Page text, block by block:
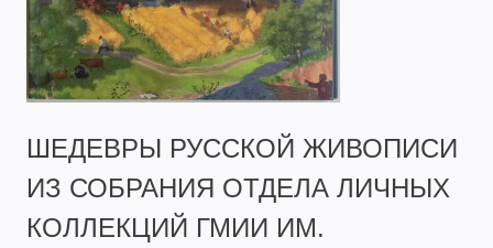
ШЕДЕВРЫ РУССКОЙ ЖИВОПИСИ
ИЗ СОБРАНИЯ ОТДЕЛА ЛИЧНЫХ
КОЛЛЕКЦИЙ ГМИИ ИМ.